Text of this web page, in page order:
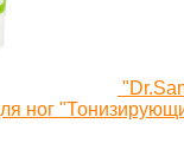
ног